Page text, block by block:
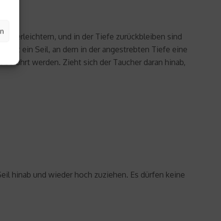
erleichtern, und in der Tiefe zurückbleiben sind
ein Seil, an dem in der angestrebten Tiefe eine
werden. Zieht sich der Taucher daran hinab,
hinab und wieder hoch zuziehen. Es dürfen keine